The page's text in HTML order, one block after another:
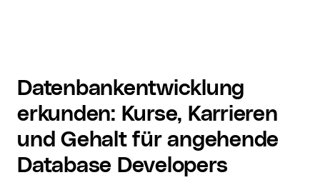
Datenbankentwicklung
erkunden: Kurse, Karrieren
und Gehalt für angehende
Database Developers